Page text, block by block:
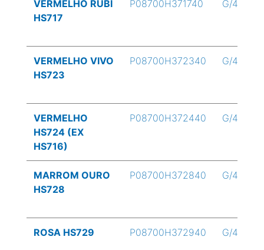
VERMELHO RUBI
HS717
P08700H371740 G/4
VERMELHO VIVO
HS723
P08700H372340 G/4
VERMELHO
HS724 (EX
HS716)
P08700H372440 G/4
MARROM OURO
HS728
P08700H372840 G/4
ROSA HS729 P08700H372940 G/4